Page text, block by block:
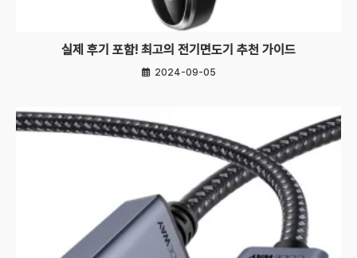
실제 후기 포함! 최고의 전기면도기 추천 가이드
2024-09-05